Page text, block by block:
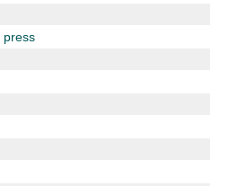
press